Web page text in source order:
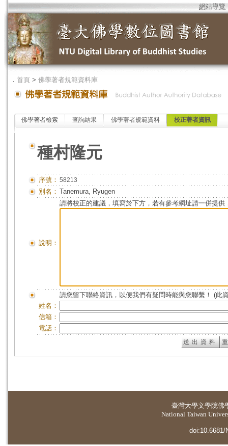
網站導覽
． 首頁 > 佛學著者規範資料庫
佛學著者檢索 查詢結果 佛學著者規範資料 校正著者資訊
種村隆元
序號： 58213
別名： Tanemura, Ryugen
說明：
請將校正的建議，填寫於下方，若有參考網址請一併提供
請您留下聯絡資訊，以便我們有疑問時能與您聯繫！ (此
姓名：
信箱：
電話：
臺灣大學文學院佛
National Taiwan
doi:10.6681/